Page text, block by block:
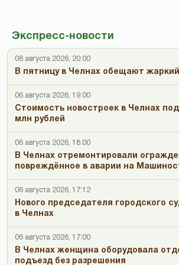
Экспресс-новости
06 августа 2026, 20:00
В пятницу в Челнах обещают
06 августа 2026, 19:00
Стоимость новостроек в Челнах
млн рублей
06 августа 2026, 18:00
В Челнах отремонтировали
повреждённое в аварии на
06 августа 2026, 17:12
Нового председателя городского
в Челнах
06 августа 2026, 17:00
В Челнах женщина оборудовала
подъезд без разрешения